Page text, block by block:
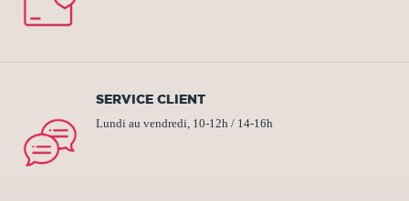
SERVICE CLIENT
Lundi au vendredi, 10-12h / 14-16h